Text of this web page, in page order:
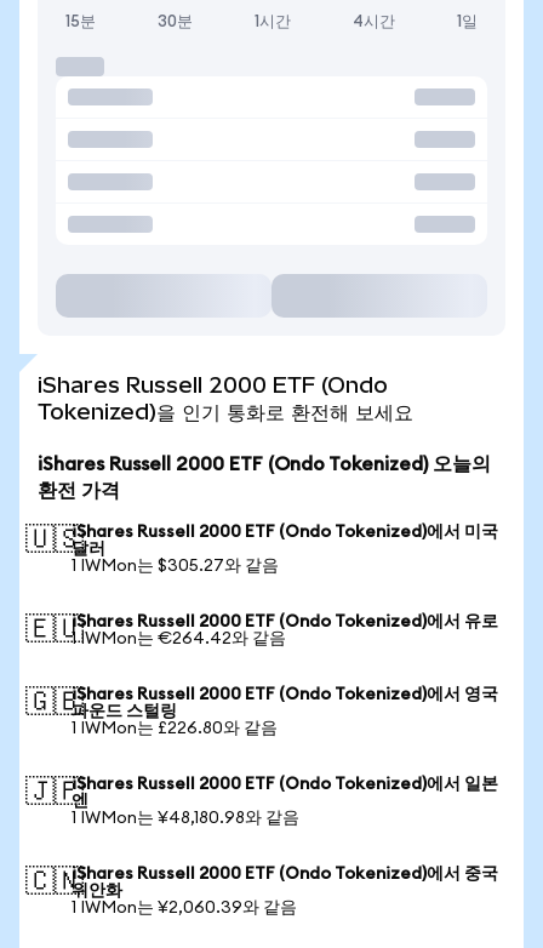
15분 30분 1시간 4시간 1일
iShares Russell 2000 ETF (Ondo
Tokenized)을 인기 통화로 환전해 보세요
iShares Russell 2000 ETF (Ondo Tokenized) 오늘의
환전 가격
🇺🇸iShares Russell 2000 ETF (Ondo Tokenized)에서 미국
달러
1 IWMon는 $305.27와 같음
🇪🇺iShares Russell 2000 ETF (Ondo Tokenized)에서 유로
1 IWMon는 €264.42와 같음
🇬🇧iShares Russell 2000 ETF (Ondo Tokenized)에서 영국
파운드 스털링
1 IWMon는 £226.80와 같음
🇯🇵iShares Russell 2000 ETF (Ondo Tokenized)에서 일본
엔
1 IWMon는 ¥48,180.98와 같음
🇨🇳iShares Russell 2000 ETF (Ondo Tokenized)에서 중국
위안화
1 IWMon는 ¥2,060.39와 같음